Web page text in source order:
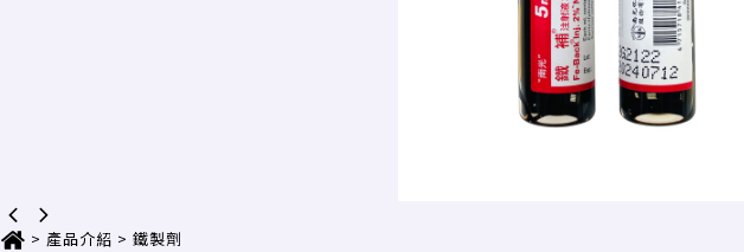
> 產品介紹 > 鐵製劑